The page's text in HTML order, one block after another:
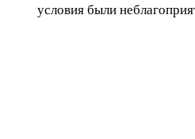
условия были